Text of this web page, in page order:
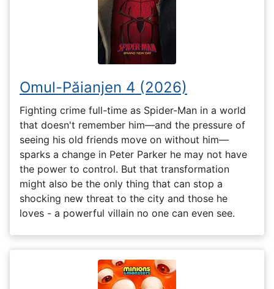
Omul-Păianjen 4 (2026)
Fighting crime full-time as Spider-Man in a world
that doesn't remember him—and the pressure of
seeing his old friends move on without him—
sparks a change in Peter Parker he may not have
the power to control. But that transformation
might also be the only thing that can stop a
shocking new threat to the city and those he
loves - a powerful villain no one can even see.